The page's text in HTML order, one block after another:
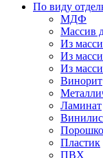
По виду
МДФ
Массив
Из
Из
Из
Винорит
Ламинат
Пластик
ПВХ